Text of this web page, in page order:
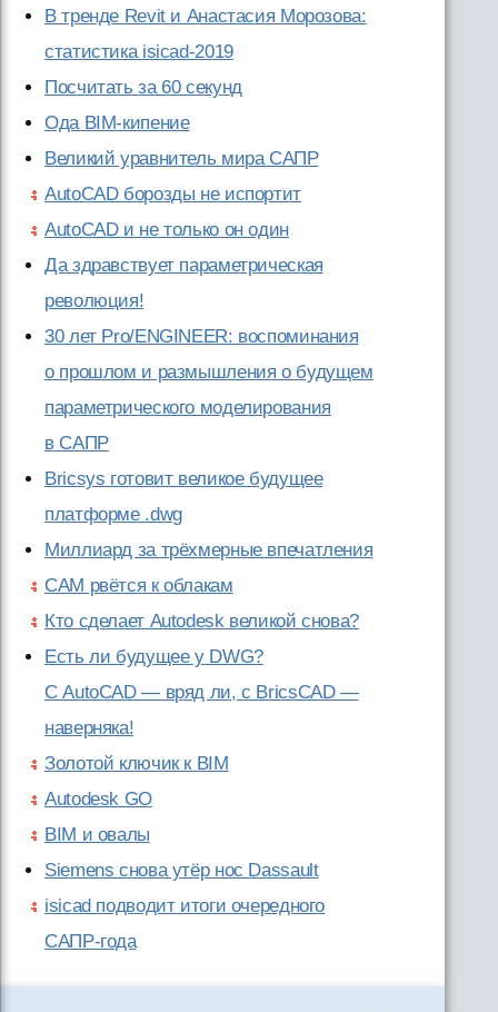
В тренде Revit и Анастасия Морозова:
статистика isicad-2019
Посчитать за 60 секунд
Ода BIM-кипение
Великий уравнитель мира САПР
AutoCAD борозды не испортит
AutoCAD и не только он один
Да здравствует параметрическая
революция!
30 лет Pro/ENGINEER: воспоминания
о прошлом и размышления о будущем
параметрического моделирования
в САПР
Bricsys готовит великое будущее
платформе .dwg
Миллиард за трёхмерные впечатления
CAM рвётся к облакам
Кто сделает Autodesk великой снова?
Есть ли будущее у DWG?
С AutoCAD — вряд ли, с BricsCAD —
наверняка!
Золотой ключик к BIM
Autodesk GO
BIM и овалы
Siemens снова утёр нос Dassault
isicad подводит итоги очередного
САПР-года